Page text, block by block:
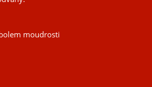
moudrosti